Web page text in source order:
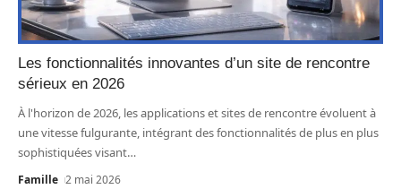
Les fonctionnalités innovantes d’un site de rencontre
sérieux en 2026
À l'horizon de 2026, les applications et sites de rencontre évoluent à
une vitesse fulgurante, intégrant des fonctionnalités de plus en plus
sophistiquées visant…
Famille 2 mai 2026